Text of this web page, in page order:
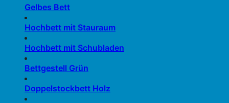
Gelbes Bett
Hochbett mit Stauraum
Hochbett mit Schubladen
Bettgestell Grün
Doppelstockbett Holz